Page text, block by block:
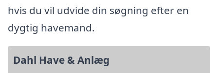
hvis du vil udvide din søgning efter en
dygtig havemand.
Dahl Have & Anlæg